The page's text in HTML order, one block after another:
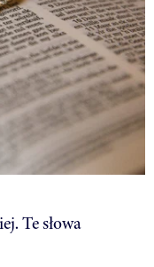
Te słowa